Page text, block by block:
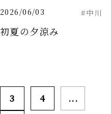
2026/06/03 #中川
初夏の夕涼み
3 4
...